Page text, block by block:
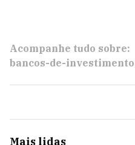
Acompanhe tudo sobre:
bancos-de-investimento
Mais lidas